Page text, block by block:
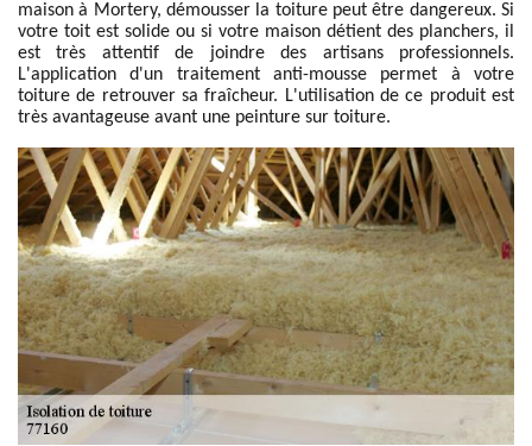
maison à Mortery, démousser la toiture peut être dangereux. Si
votre toit est solide ou si votre maison détient des planchers, il
est très attentif de joindre des artisans professionnels.
L'application d'un traitement anti-mousse permet à votre
toiture de retrouver sa fraîcheur. L'utilisation de ce produit est
très avantageuse avant une peinture sur toiture.